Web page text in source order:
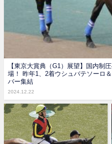
【東京大賞典（G1）展望】国内制
場！ 昨年1、2着ウシュバテソーロ
バー集結
2024.12.22